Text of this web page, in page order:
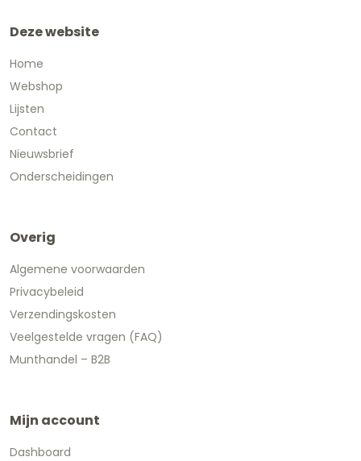
Deze website
Home
Webshop
Lijsten
Contact
Nieuwsbrief
Onderscheidingen
Overig
Algemene voorwaarden
Privacybeleid
Verzendingskosten
Veelgestelde vragen (FAQ)
Munthandel – B2B
Mijn account
Dashboard